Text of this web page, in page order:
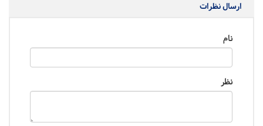
ارسال نظرات
نام
نظر